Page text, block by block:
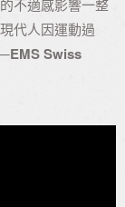
不適感影響一整
代人因運動過
EMS Swiss